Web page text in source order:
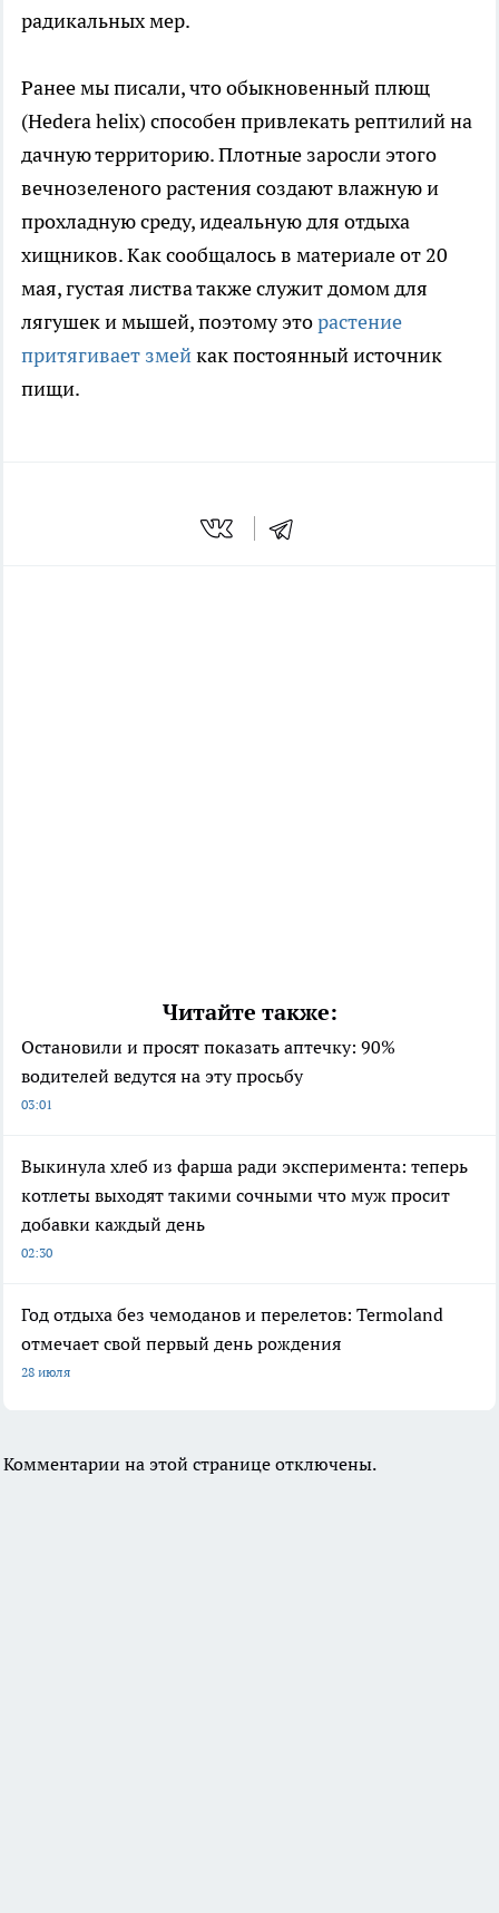
радикальных мер.
Ранее мы писали, что обыкновенный плющ
(Hedera helix) способен привлекать рептилий на
дачную территорию. Плотные заросли этого
вечнозеленого растения создают влажную и
прохладную среду, идеальную для отдыха
хищников. Как сообщалось в материале от 20
мая, густая листва также служит домом для
лягушек и мышей, поэтому эторастение
притягивает змейкак постоянный источник
пищи.
Читайте также:
Остановили и просят показать аптечку: 90%
водителей ведутся на эту просьбу
03:01
Выкинула хлеб из фарша ради эксперимента: теперь
котлеты выходят такими сочными что муж просит
добавки каждый день
02:30
Год отдыха без чемоданов и перелетов: Termoland
отмечает свой первый день рождения
28 июля
Комментарии на этой странице отключены.